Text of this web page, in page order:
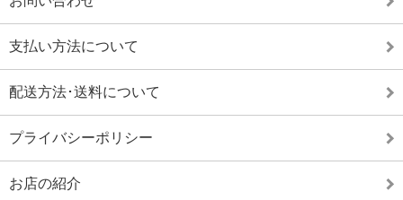
支払い方法について
配送方法･送料について
プライバシーポリシー
お店の紹介